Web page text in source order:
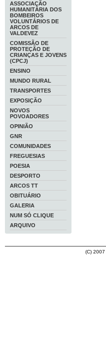
ASSOCIAÇÃO
HUMANITÁRIA DOS
BOMBEIROS
VOLUNTÁRIOS DE
ARCOS DE
VALDEVEZ
COMISSÃO DE
PROTEÇÃO DE
CRIANÇAS E JOVENS
(CPCJ)
ENSINO
MUNDO RURAL
TRANSPORTES
EXPOSIÇÃO
NOVOS
POVOADORES
OPINIÃO
GNR
COMUNIDADES
FREGUESIAS
POESIA
DESPORTO
ARCOS TT
OBITUÁRIO
GALERIA
NUM SÓ CLIQUE
ARQUIVO
(C) 2007